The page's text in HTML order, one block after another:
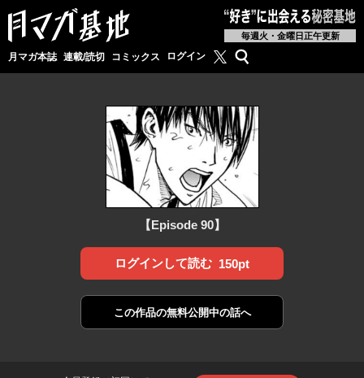
毎週火・金曜日正午更新
月マガ本誌 連載/読切 コミックス ログイン 月マガ基地公式X
検索
【Episode 90】
ログインして読む 150pt
この作品の無料公開中の話へ